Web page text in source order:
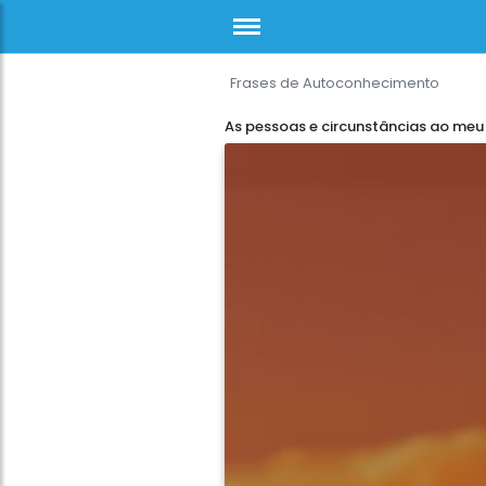
Frases de Autoconhecimento
As pessoas e circunstâncias ao